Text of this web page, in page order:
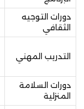
دورات التوجيه
الثقافي
التدريب المهني
دورات السلامة
المنزلية